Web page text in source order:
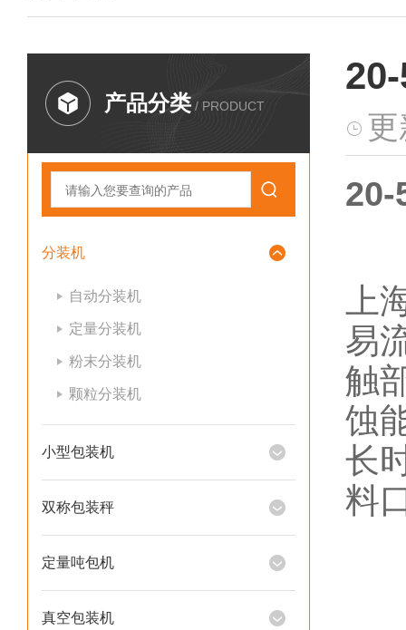
产品分类 / PRODUCT
分装机
自动分装机
定量分装机
粉末分装机
颗粒分装机
小型包装机
双称包装秤
定量吨包机
真空包装机
20-
上
易
触
蚀
长
料